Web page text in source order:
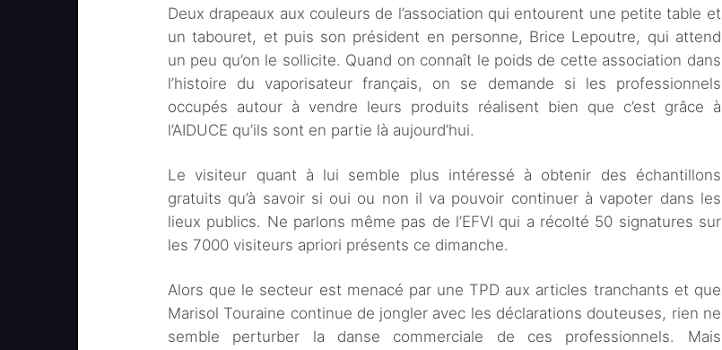
Deux drapeaux aux couleurs de l’association qui entourent une petite table et
un tabouret, et puis son président en personne, Brice Lepoutre, qui attend
un peu qu’on le sollicite. Quand on connaît le poids de cette association dans
l’histoire du vaporisateur français, on se demande si les professionnels
occupés autour à vendre leurs produits réalisent bien que c’est grâce à
l’AIDUCE qu’ils sont en partie là aujourd’hui.
Le visiteur quant à lui semble plus intéressé à obtenir des échantillons
gratuits qu’à savoir si oui ou non il va pouvoir continuer à vapoter dans les
lieux publics. Ne parlons même pas de l’EFVI qui a récolté 50 signatures sur
les 7000 visiteurs apriori présents ce dimanche.
Alors que le secteur est menacé par une TPD aux articles tranchants et que
Marisol Touraine continue de jongler avec les déclarations douteuses, rien ne
semble perturber la danse commerciale de ces professionnels. Mais